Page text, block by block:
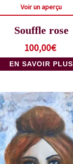
Voir un aperçu
Souffle rose
100,00€
EN SAVOIR PLUS